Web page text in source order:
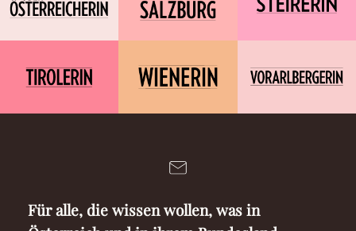
Für alle, die wissen wollen, was in